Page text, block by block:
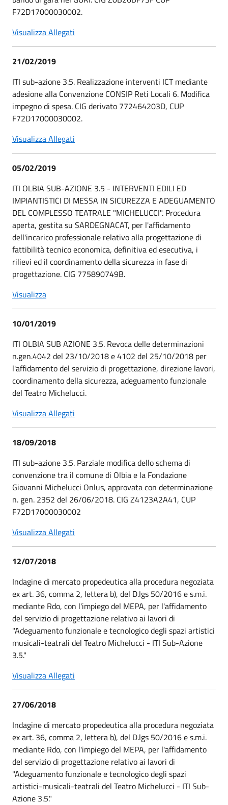
F72D17000030002.
Visualizza Allegati
21/02/2019
ITI sub-azione 3.5. Realizzazione interventi ICT mediante
adesione alla Convenzione CONSIP Reti Locali 6. Modifica
impegno di spesa. CIG derivato 772464203D, CUP
F72D17000030002.
Visualizza Allegati
05/02/2019
ITI OLBIA SUB-AZIONE 3.5 - INTERVENTI EDILI ED
IMPIANTISTICI DI MESSA IN SICUREZZA E ADEGUAMENTO
DEL COMPLESSO TEATRALE "MICHELUCCI". Procedura
aperta, gestita su SARDEGNACAT, per l'affidamento
dell'incarico professionale relativo alla progettazione di
fattibilità tecnico economica, definitiva ed esecutiva, i
rilievi ed il coordinamento della sicurezza in fase di
progettazione. CIG 775890749B.
Visualizza
10/01/2019
ITI OLBIA SUB AZIONE 3.5. Revoca delle determinazioni
n.gen.4042 del 23/10/2018 e 4102 del 25/10/2018 per
l'affidamento del servizio di progettazione, direzione lavori,
coordinamento della sicurezza, adeguamento funzionale
del Teatro Michelucci.
Visualizza Allegati
18/09/2018
ITI sub-azione 3.5. Parziale modifica dello schema di
convenzione tra il comune di Olbia e la Fondazione
Giovanni Michelucci Onlus, approvata con determinazione
n. gen. 2352 del 26/06/2018. CIG Z4123A2A41, CUP
F72D17000030002
Visualizza Allegati
12/07/2018
Indagine di mercato propedeutica alla procedura negoziata
ex art. 36, comma 2, lettera b), del D.lgs 50/2016 e s.m.i.
mediante Rdo, con l'impiego del MEPA, per l'affidamento
del servizio di progettazione relativo ai lavori di
"Adeguamento funzionale e tecnologico degli spazi artistici
musicali-teatrali del Teatro Michelucci - ITI Sub-Azione
3.5."
Visualizza Allegati
27/06/2018
Indagine di mercato propedeutica alla procedura negoziata
ex art. 36, comma 2, lettera b), del D.lgs 50/2016 e s.m.i.
mediante Rdo, con l'impiego del MEPA, per l'affidamento
del servizio di progettazione relativo ai lavori di
"Adeguamento funzionale e tecnologico degli spazi
artistici-musicali-teatrali del Teatro Michelucci - ITI Sub-
Azione 3.5."